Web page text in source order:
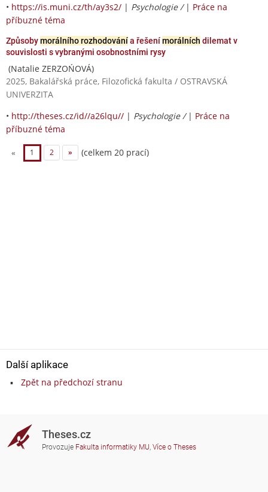
• https://is.muni.cz/th/ay3s2/ | Psychologie / | Práce na
příbuzné téma
Způsobymorálního rozhodovánía řešenímorálních dilemat v
souvislosti s vybranými osobnostními rysy
(Natalie ZERZOŃOVÁ)
2025, Bakalářská práce, Filozofická fakulta / OSTRAVSKÁ
UNIVERZITA
• http://theses.cz/id//a26lqu// | Psychologie / | Práce na
příbuzné téma
« 1 2 » (celkem 20 prací)
Další aplikace
Zpět na předchozí stranu
Theses.cz
Provozuje Fakulta informatiky MU, Více o Theses